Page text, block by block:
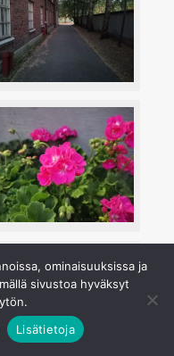
ominaisuuksissa ja
sivustoa hyväksyt
Lisätietoja